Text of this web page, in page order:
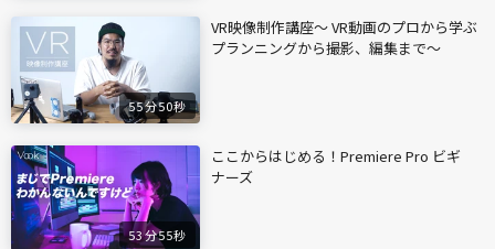
55分50秒
VR映像制作講座〜 VR動画のプロから学ぶ
プランニングから撮影、編集まで〜
53分55秒
ここからはじめる！Premiere Pro ビギ
ナーズ